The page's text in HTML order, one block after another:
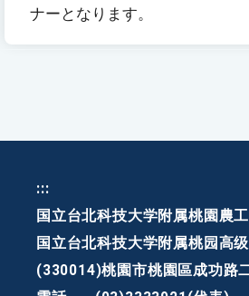
ナーとなります。
:::
国立台北科技大学附属桃園農
国立台北科技大学附属桃园高
(330014)桃園市桃園區成功路